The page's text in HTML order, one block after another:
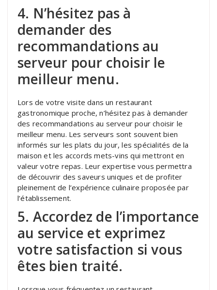
4. N’hésitez pas à
demander des
recommandations au
serveur pour choisir le
meilleur menu.
Lors de votre visite dans un restaurant
gastronomique proche, n’hésitez pas à demander
des recommandations au serveur pour choisir le
meilleur menu. Les serveurs sont souvent bien
informés sur les plats du jour, les spécialités de la
maison et les accords mets-vins qui mettront en
valeur votre repas. Leur expertise vous permettra
de découvrir des saveurs uniques et de profiter
pleinement de l’expérience culinaire proposée par
l’établissement.
5. Accordez de l’importance
au service et exprimez
votre satisfaction si vous
êtes bien traité.